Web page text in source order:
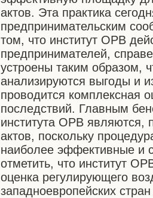
актов. Эта практика
предпринимательским
том, что институт ОРВ
предпринимателей,
устроены таким образом,
анализируются выгоды и
проводится комплексная
последствий. Главным
института ОРВ являются,
актов, поскольку
наиболее эффективные и
отметить, что институт
оценка регулирующего
западноевропейских